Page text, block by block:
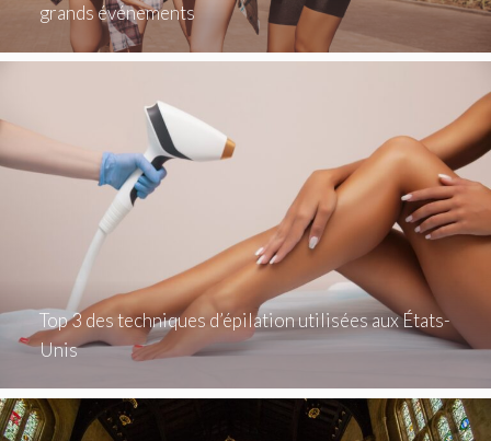
grands événements
Top 3 des techniques d’épilation utilisées aux États-
Unis